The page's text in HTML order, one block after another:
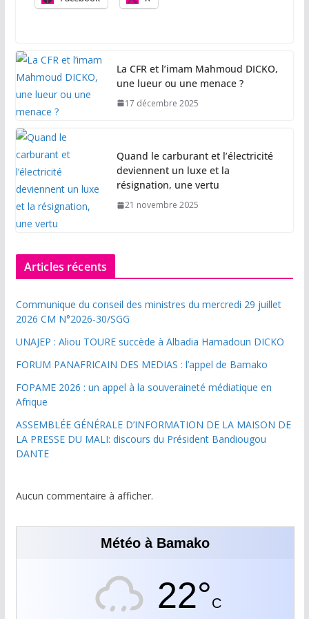
La CFR et l’imam Mahmoud DICKO,
une lueur ou une menace ?
17 décembre 2025
Quand le carburant et l’électricité
deviennent un luxe et la
résignation, une vertu
21 novembre 2025
Articles récents
Communique du conseil des ministres du mercredi 29 juillet
2026 CM N°2026-30/SGG
UNAJEP : Aliou TOURE succède à Albadia Hamadoun DICKO
FORUM PANAFRICAIN DES MEDIAS : l’appel de Bamako
FOPAME 2026 : un appel à la souveraineté médiatique en
Afrique
ASSEMBLÉE GÉNÉRALE D’INFORMATION DE LA MAISON DE
LA PRESSE DU MALI: discours du Président Bandiougou
DANTE
Aucun commentaire à afficher.
Météo à Bamako
22°C